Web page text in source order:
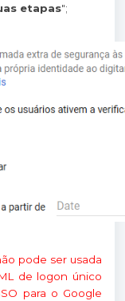
etapas";
pode ser usada
de logon único
para o Google